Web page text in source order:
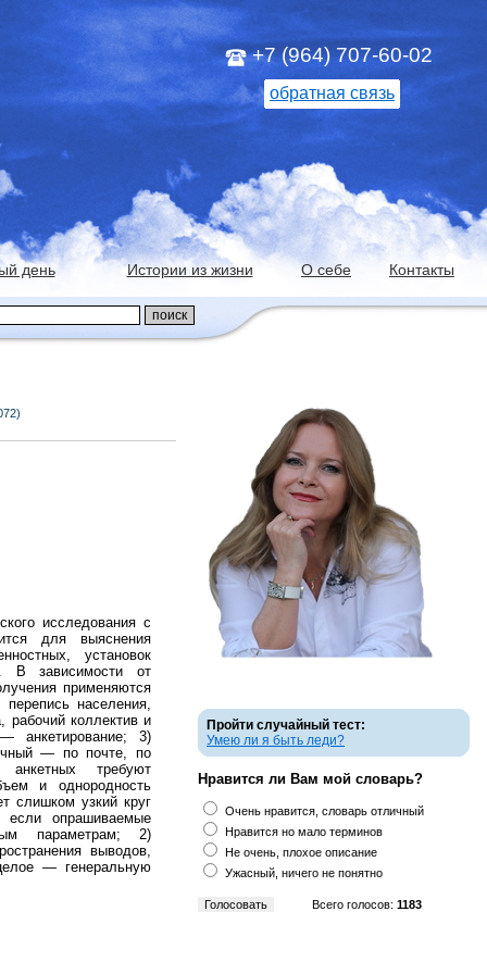
+7 (964) 707-60-02
обратная связь
день Истории из жизни О себе Контакты
исследования с
для выяснения
установок
В зависимости от
применяются
населения,
рабочий коллектив и
3)
— по почте, по
требуют
и однородность
слишком узкий круг
опрашиваемые
параметрам; 2)
выводов,
— генеральную
Пройти случайный тест:
Умею ли я быть леди?
Нравится ли Вам мой словарь?
Очень нравится, словарь отличный
Нравится но мало терминов
Не очень, плохое описание
Ужасный, ничего не понятно
Всего голосов: 1183